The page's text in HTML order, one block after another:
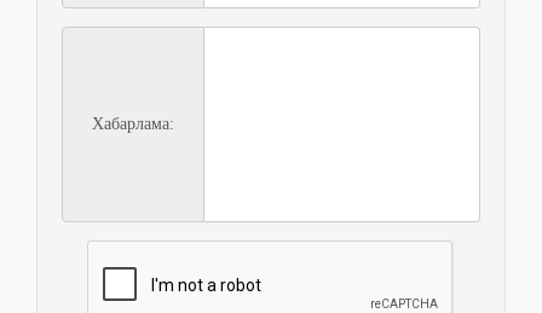
Хабарлама: